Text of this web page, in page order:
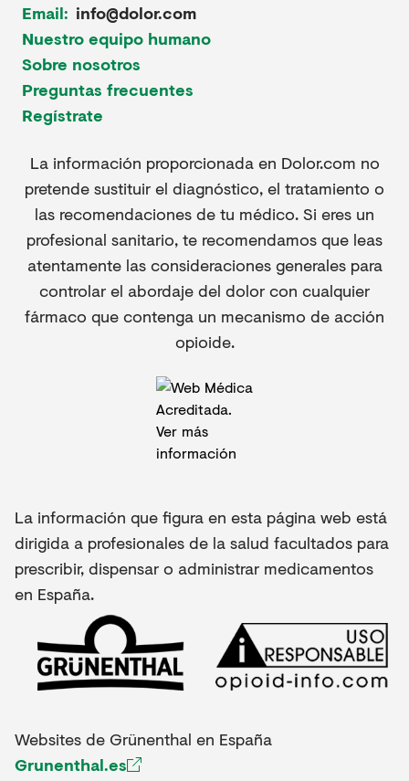
Email: info@dolor.com
Nuestro equipo humano
Sobre nosotros
Preguntas frecuentes
Regístrate
La información proporcionada en Dolor.com no
pretende sustituir el diagnóstico, el tratamiento o
las recomendaciones de tu médico. Si eres un
profesional sanitario, te recomendamos que leas
atentamente las consideraciones generales para
controlar el abordaje del dolor con cualquier
fármaco que contenga un mecanismo de acción
opioide.
La información que figura en esta página web está
dirigida a profesionales de la salud facultados para
prescribir, dispensar o administrar medicamentos
en España.
Websites de Grünenthal en España
Grunenthal.es